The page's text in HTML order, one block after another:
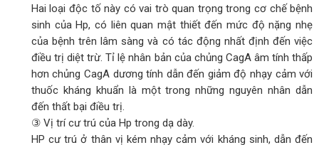
Hai loại độc tố này có vai trò quan trọng trong cơ chế bệnh
sinh của Hp, có liên quan mật thiết đến mức độ nặng nhẹ
của bệnh trên lâm sàng và có tác động nhất định đến việc
điều trị diệt trừ. Tỉ lệ nhân bản của chủng CagA âm tính thấp
hơn chủng CagA dương tính dẫn đến giảm độ nhạy cảm với
thuốc kháng khuẩn là một trong những nguyên nhân dẫn
đến thất bại điều trị.
③ Vị trí cư trú của Hp trong dạ dày.
HP cư trú ở thân vị kém nhạy cảm với kháng sinh, dẫn đến